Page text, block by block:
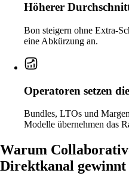
Höherer
Bon steigern ohne Extra-
eine Abkürzung an.
Operatoren setzen
Bundles, LTOs und
Modelle übernehmen das
Warum
Direktkanal gewinnt